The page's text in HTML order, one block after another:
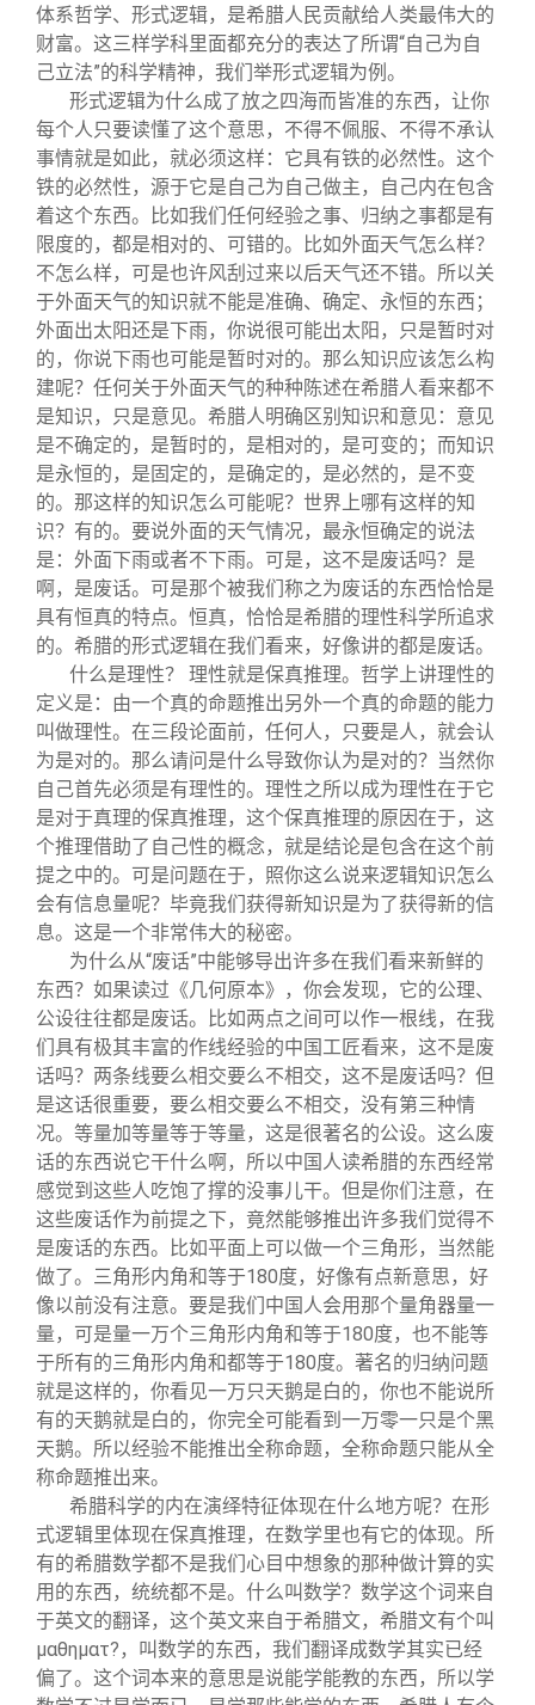
体系哲学、形式逻辑，是希腊人民贡献给人类最伟大的
财富。这三样学科里面都充分的表达了所谓“自己为自
己立法”的科学精神，我们举形式逻辑为例。
形式逻辑为什么成了放之四海而皆准的东西，让你
每个人只要读懂了这个意思，不得不佩服、不得不承认
事情就是如此，就必须这样：它具有铁的必然性。这个
铁的必然性，源于它是自己为自己做主，自己内在包含
着这个东西。比如我们任何经验之事、归纳之事都是有
限度的，都是相对的、可错的。比如外面天气怎么样？
不怎么样，可是也许风刮过来以后天气还不错。所以关
于外面天气的知识就不能是准确、确定、永恒的东西；
外面出太阳还是下雨，你说很可能出太阳，只是暂时对
的，你说下雨也可能是暂时对的。那么知识应该怎么构
建呢？任何关于外面天气的种种陈述在希腊人看来都不
是知识，只是意见。希腊人明确区别知识和意见：意见
是不确定的，是暂时的，是相对的，是可变的；而知识
是永恒的，是固定的，是确定的，是必然的，是不变
的。那这样的知识怎么可能呢？世界上哪有这样的知
识？有的。要说外面的天气情况，最永恒确定的说法
是：外面下雨或者不下雨。可是，这不是废话吗？是
啊，是废话。可是那个被我们称之为废话的东西恰恰是
具有恒真的特点。恒真，恰恰是希腊的理性科学所追求
的。希腊的形式逻辑在我们看来，好像讲的都是废话。
什么是理性？ 理性就是保真推理。哲学上讲理性的
定义是：由一个真的命题推出另外一个真的命题的能力
叫做理性。在三段论面前，任何人，只要是人，就会认
为是对的。那么请问是什么导致你认为是对的？当然你
自己首先必须是有理性的。理性之所以成为理性在于它
是对于真理的保真推理，这个保真推理的原因在于，这
个推理借助了自己性的概念，就是结论是包含在这个前
提之中的。可是问题在于，照你这么说来逻辑知识怎么
会有信息量呢？毕竟我们获得新知识是为了获得新的信
息。这是一个非常伟大的秘密。
为什么从“废话”中能够导出许多在我们看来新鲜的
东西？如果读过《几何原本》，你会发现，它的公理、
公设往往都是废话。比如两点之间可以作一根线，在我
们具有极其丰富的作线经验的中国工匠看来，这不是废
话吗？两条线要么相交要么不相交，这不是废话吗？但
是这话很重要，要么相交要么不相交，没有第三种情
况。等量加等量等于等量，这是很著名的公设。这么废
话的东西说它干什么啊，所以中国人读希腊的东西经常
感觉到这些人吃饱了撑的没事儿干。但是你们注意，在
这些废话作为前提之下，竟然能够推出许多我们觉得不
是废话的东西。比如平面上可以做一个三角形，当然能
做了。三角形内角和等于180度，好像有点新意思，好
像以前没有注意。要是我们中国人会用那个量角器量一
量，可是量一万个三角形内角和等于180度，也不能等
于所有的三角形内角和都等于180度。著名的归纳问题
就是这样的，你看见一万只天鹅是白的，你也不能说所
有的天鹅就是白的，你完全可能看到一万零一只是个黑
天鹅。所以经验不能推出全称命题，全称命题只能从全
称命题推出来。
希腊科学的内在演绎特征体现在什么地方呢？在形
式逻辑里体现在保真推理，在数学里也有它的体现。所
有的希腊数学都不是我们心目中想象的那种做计算的实
用的东西，统统都不是。什么叫数学？数学这个词来自
于英文的翻译，这个英文来自于希腊文，希腊文有个叫
μαθηματ?，叫数学的东西，我们翻译成数学其实已经
偏了。这个词本来的意思是说能学能教的东西，所以学